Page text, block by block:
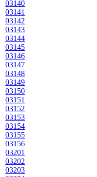
03140
03141
03142
03143
03144
03145
03146
03147
03148
03149
03150
03151
03152
03153
03154
03155
03156
03201
03202
03203